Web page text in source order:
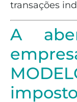
transações
A